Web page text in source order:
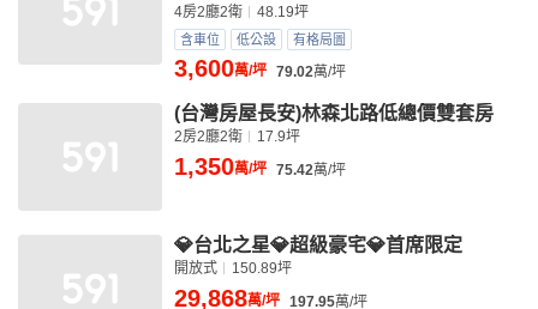
4房2廳2衛 48.19坪
含車位 低公設 有格局圖
3,600萬/坪 79.02萬/坪
(台灣房屋長安)林森北路低總價雙套房
2房2廳2衛 17.9坪
1,350萬/坪 75.42萬/坪
💎台北之星💎超級豪宅💎首席限定
開放式 150.89坪
29,868萬/坪 197.95萬/坪